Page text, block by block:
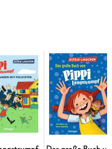
wie sie - vor allem von
dem Kapitän Efraim
segelte . . .
geht an Bord: Der
in moderner Fassung,
Weitere Abenteuer mit Pippi,
und Herr Nilsson.